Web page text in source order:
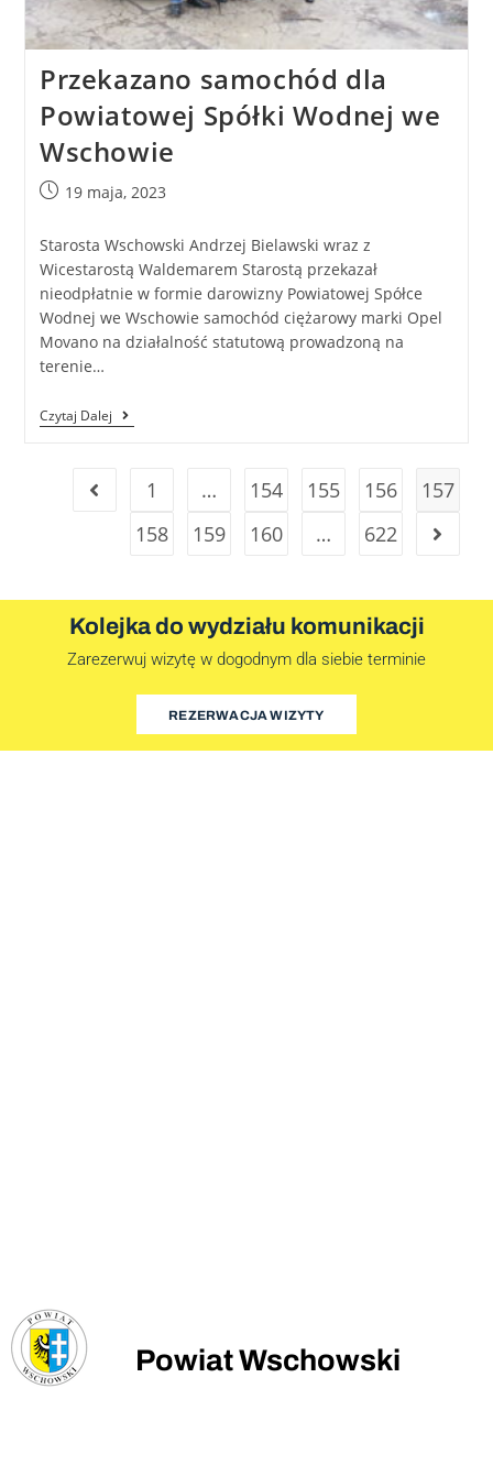
Przekazano samochód dla
Powiatowej Spółki Wodnej we
Wschowie
19 maja, 2023
Starosta Wschowski Andrzej Bielawski wraz z
Wicestarostą Waldemarem Starostą przekazał
nieodpłatnie w formie darowizny Powiatowej Spółce
Wodnej we Wschowie samochód ciężarowy marki Opel
Movano na działalność statutową prowadzoną na
terenie…
Czytaj Dalej
1 … 154 155 156
157
158
159 160 … 622
Kolejka do wydziału komunikacji
Zarezerwuj wizytę w dogodnym dla siebie terminie
REZERWACJA WIZYTY
Powiat Wschowski